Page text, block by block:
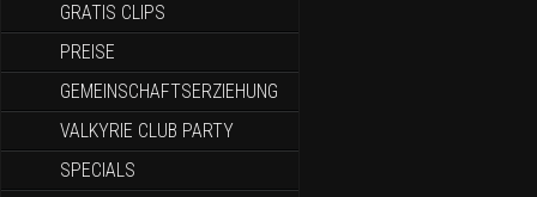
GRATIS CLIPS
PREISE
GEMEINSCHAFTSERZIEHUNG
VALKYRIE CLUB PARTY
SPECIALS